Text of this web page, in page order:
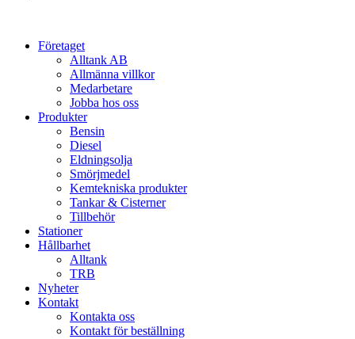
Close
Företaget
Alltank AB
Allmänna villkor
Medarbetare
Jobba hos oss
Produkter
Bensin
Diesel
Eldningsolja
Smörjmedel
Kemtekniska produkter
Tankar & Cisterner
Tillbehör
Stationer
Hållbarhet
Alltank
TRB
Nyheter
Kontakt
Kontakta oss
Kontakt för beställning